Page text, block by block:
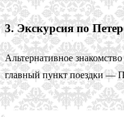
3. Экскурсия по
Альтернативное
главный пункт поездки —